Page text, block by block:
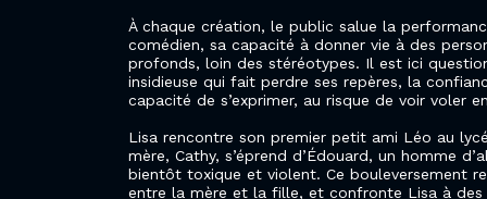
À chaque création, le public salue la
comédien, sa capacité à donner vie à des
profonds, loin des stéréotypes. Il est ici
insidieuse qui fait perdre ses repères, la
capacité de s’exprimer, au risque de voir voler
Lisa rencontre son premier petit ami Léo au
mère, Cathy, s’éprend d’Édouard, un homme
bientôt toxique et violent. Ce bouleversement
entre la mère et la fille, et confronte Lisa à des